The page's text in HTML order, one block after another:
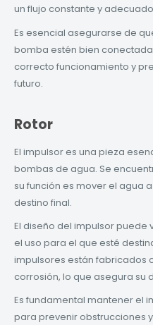
un flujo constante y
Es esencial asegurarse de
bomba estén bien
correcto funcionamiento y
futuro.
Rotor
El impulsor es una pieza
bombas de agua. Se
su función es mover el agua
destino final.
El diseño del impulsor
el uso para el que esté
impulsores están fabricados
corrosión, lo que asegura su
Es fundamental mantener el
para prevenir obstrucciones